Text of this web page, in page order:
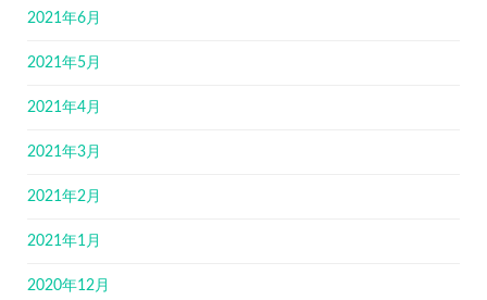
2021年6月
2021年5月
2021年4月
2021年3月
2021年2月
2021年1月
2020年12月